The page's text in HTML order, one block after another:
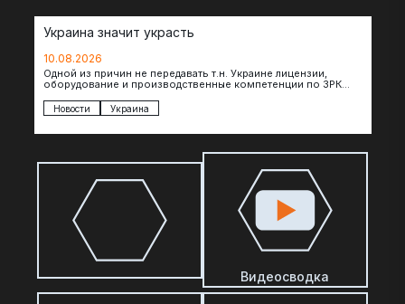
Украина значит украсть
10.08.2026
Одной из причин не передавать т.н. Украине лицензии,
оборудование и производственные компетенции по ЗРК
Новости Украина
Видеосводка